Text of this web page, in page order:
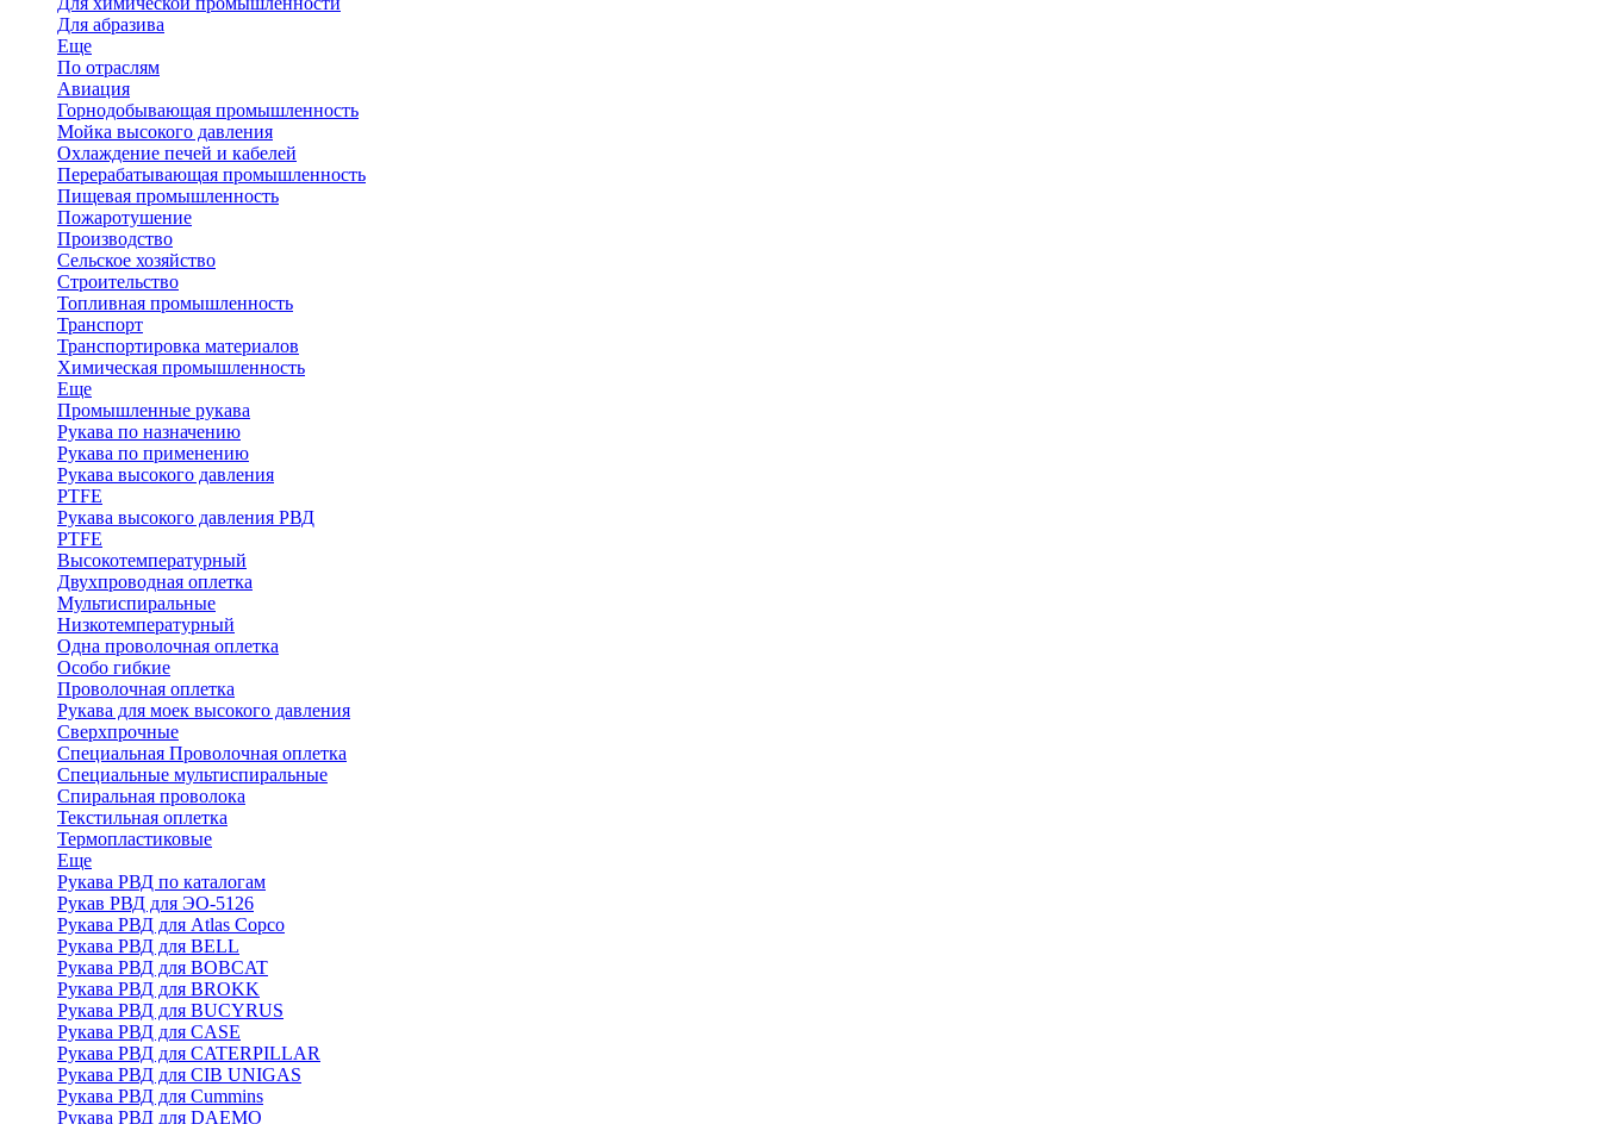
Для абразива
Еще
По отраслям
Авиация
Горнодобывающая промышленность
Мойка высокого давления
Охлаждение печей и кабелей
Перерабатывающая промышленность
Пищевая промышленность
Пожаротушение
Производство
Сельское хозяйство
Строительство
Топливная промышленность
Транспорт
Транспортировка материалов
Химическая промышленность
Еще
Промышленные рукава
Рукава по назначению
Рукава по применению
Рукава высокого давления
PTFE
Рукава высокого давления РВД
PTFE
Высокотемпературный
Двухпроводная оплетка
Мультиспиральные
Низкотемпературный
Одна проволочная оплетка
Особо гибкие
Проволочная оплетка
Рукава для моек высокого давления
Сверхпрочные
Специальная Проволочная оплетка
Специальные мультиспиральные
Спиральная проволока
Текстильная оплетка
Термопластиковые
Еще
Рукава РВД по каталогам
Рукав РВД для ЭО-5126
Рукава РВД для Atlas Copco
Рукава РВД для BELL
Рукава РВД для BOBCAT
Рукава РВД для BROKK
Рукава РВД для BUCYRUS
Рукава РВД для CASE
Рукава РВД для CATERPILLAR
Рукава РВД для CIB UNIGAS
Рукава РВД для Cummins
Рукава РВД для DAEMO